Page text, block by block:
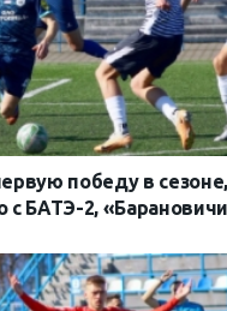
победу в
с БАТЭ-2,